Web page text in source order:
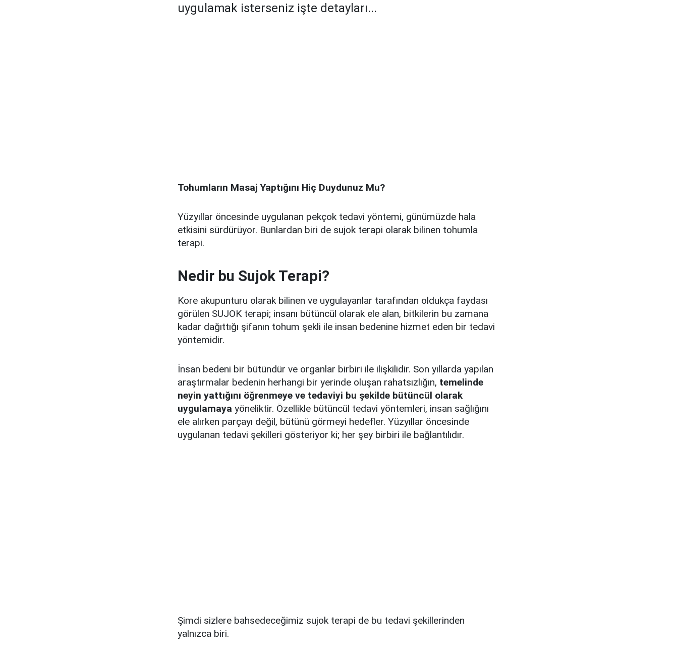
uygulamak isterseniz işte detayları...
Tohumların Masaj Yaptığını Hiç Duydunuz Mu?
Yüzyıllar öncesinde uygulanan pekçok tedavi yöntemi, günümüzde hala
etkisini sürdürüyor. Bunlardan biri de sujok terapi olarak bilinen tohumla
terapi.
Nedir bu Sujok Terapi?
Kore akupunturu olarak bilinen ve uygulayanlar tarafından oldukça faydası
görülen SUJOK terapi; insanı bütüncül olarak ele alan, bitkilerin bu zamana
kadar dağıttığı şifanın tohum şekli ile insan bedenine hizmet eden bir tedavi
yöntemidir.
İnsan bedeni bir bütündür ve organlar birbiri ile ilişkilidir. Son yıllarda yapılan
araştırmalar bedenin herhangi bir yerinde oluşan rahatsızlığın, temelinde
neyin yattığını öğrenmeye ve tedaviyi bu şekilde bütüncül olarak
uygulamaya yöneliktir. Özellikle bütüncül tedavi yöntemleri, insan sağlığını
ele alırken parçayı değil, bütünü görmeyi hedefler. Yüzyıllar öncesinde
uygulanan tedavi şekilleri gösteriyor ki; her şey birbiri ile bağlantılıdır.
Şimdi sizlere bahsedeceğimiz sujok terapi de bu tedavi şekillerinden
yalnızca biri.